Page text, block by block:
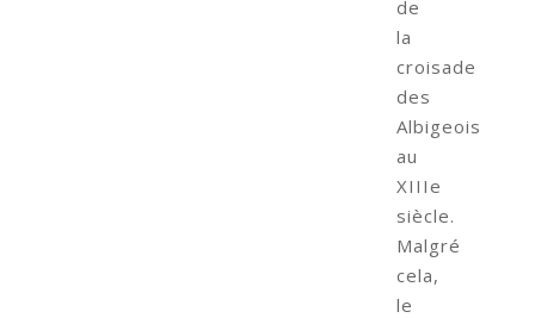
de
la
croisade
des
Albigeois
au
XIIIe
siècle.
Malgré
cela,
le